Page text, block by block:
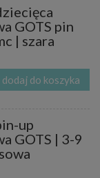
GOTS pin
| szara
dodaj do koszyka
up
GOTS | 3-9